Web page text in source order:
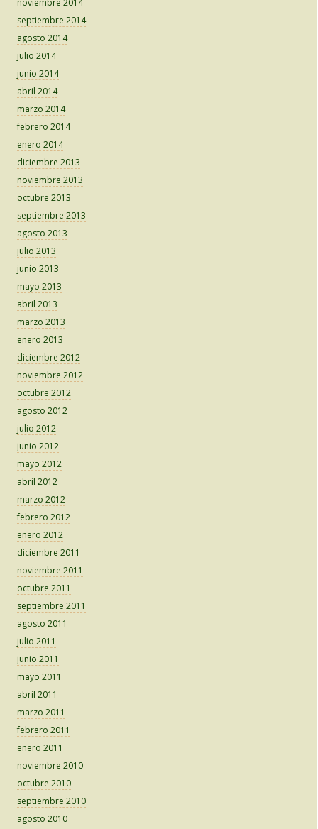
septiembre 2014
agosto 2014
julio 2014
junio 2014
abril 2014
marzo 2014
febrero 2014
enero 2014
diciembre 2013
noviembre 2013
octubre 2013
septiembre 2013
agosto 2013
julio 2013
junio 2013
mayo 2013
abril 2013
marzo 2013
enero 2013
diciembre 2012
noviembre 2012
octubre 2012
agosto 2012
julio 2012
junio 2012
mayo 2012
abril 2012
marzo 2012
febrero 2012
enero 2012
diciembre 2011
noviembre 2011
octubre 2011
septiembre 2011
agosto 2011
julio 2011
junio 2011
mayo 2011
abril 2011
marzo 2011
febrero 2011
enero 2011
noviembre 2010
octubre 2010
septiembre 2010
agosto 2010